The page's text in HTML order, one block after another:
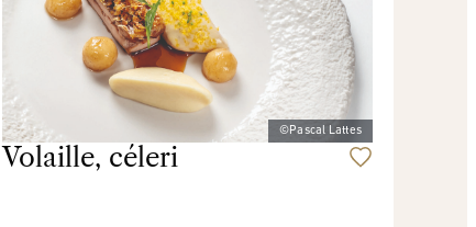
©Pascal Lattes
Volaille, céleri